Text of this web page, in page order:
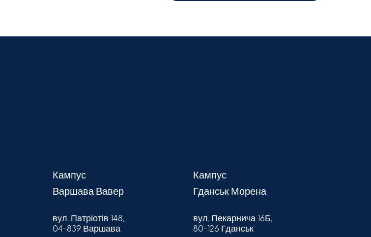
Кампус
Варшава Вавер
вул. Патріотів 148,
04-839 Варшава
Кампус
Гданськ Морена
вул. Пекарнича 16Б,
80-126 Гданськ